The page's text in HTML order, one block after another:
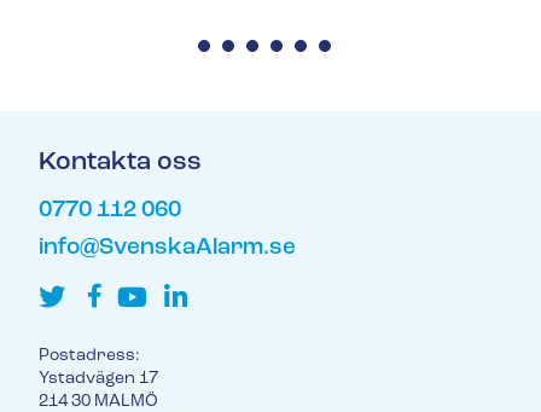
Kontakta oss
0770 112 060
info@SvenskaAlarm.se
Postadress:
Ystadvägen 17
214 30 MALMÖ